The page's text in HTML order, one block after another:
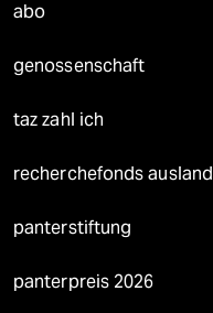
abo
genossenschaft
taz zahl ich
recherchefonds ausland
panterstiftung
panterpreis 2026